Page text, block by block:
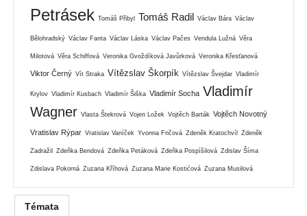
Petrásek Tomáš Přibyl Tomáš Radil Václav Bára Václav
Bělohradský Václav Fanta Václav Láska Václav Pačes Vendula Lužná Věra
Milotová Věra Schiffová Veronika Gvoždíková Javůrková Veronika Křesťanová
Viktor Černý Vít Straka Vítězslav Škorpík Vítězslav Švejdar Vladimír
Krylov Vladimír Kusbach Vladimír Šiška Vladimír Socha Vladimír
Wagner Vlasta Štekrová Vojen Ložek Vojtěch Barták Vojtěch Novotný
Vratislav Rýpar Vratislav Vaníček Yvonna Fričová Zdeněk Kratochvíl Zdeněk
Zadražil Zdeňka Bendová Zdeňka Petáková Zdeňka Pospíšilová Zdislav Šíma
Zdislava Pokorná Zuzana Kříhová Zuzana Marie Kostićová Zuzana Musilová
Témata